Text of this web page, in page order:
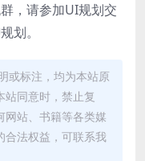
，请参加UI规划交
划。
或标注，均为本站原
站同意时，禁止复
网站、书籍等各类媒
合法权益，可联系我